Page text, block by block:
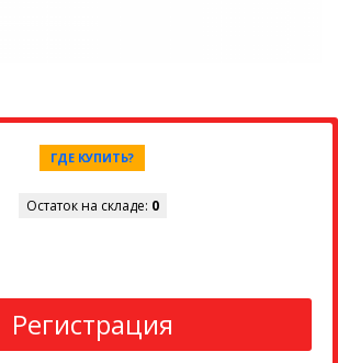
ГДЕ КУПИТЬ?
Остаток на складе: 0
Регистрация